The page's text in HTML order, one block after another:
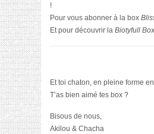
!
Pour vous abonner à la box
Et pour découvrir la Biotyfull Box
Et toi chaton, en pleine forme
T’as bien aimé tes box ?
Bisous de nous,
Akilou & Chacha